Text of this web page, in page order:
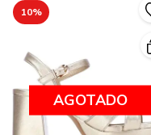
10%
AGOTADO